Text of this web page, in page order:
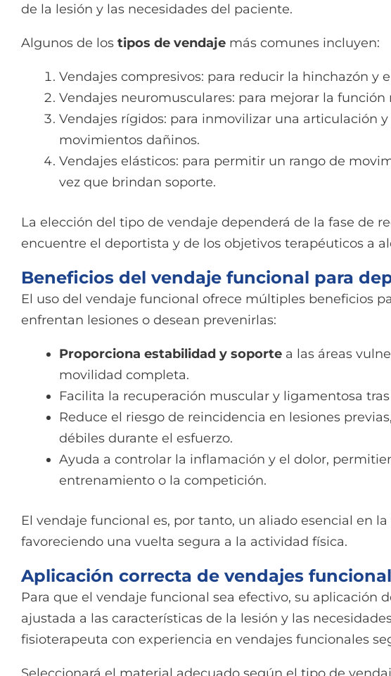
de la lesión y las necesidades del paciente.
Algunos de los tipos de vendaje más comunes incluyen:
Vendajes compresivos: para reducir la hinchazón y
Vendajes neuromusculares: para mejorar la
Vendajes rígidos: para inmovilizar una articulación
movimientos dañinos.
Vendajes elásticos: para permitir un rango de
vez que brindan soporte.
La elección del tipo de vendaje dependerá de la fase de
encuentre el deportista y de los objetivos terapéuticos a
Beneficios del vendaje funcional para
El uso del vendaje funcional ofrece múltiples beneficios
enfrentan lesiones o desean prevenirlas:
Proporciona estabilidad y soporte a las áreas
movilidad completa.
Facilita la recuperación muscular y ligamentosa
Reduce el riesgo de reincidencia en lesiones
débiles durante el esfuerzo.
Ayuda a controlar la inflamación y el dolor,
entrenamiento o la competición.
El vendaje funcional es, por tanto, un aliado esencial en la
favoreciendo una vuelta segura a la actividad física.
Aplicación correcta de vendajes
Para que el vendaje funcional sea efectivo, su aplicación
ajustada a las características de la lesión y las
fisioterapeuta con experiencia en vendajes funcionales